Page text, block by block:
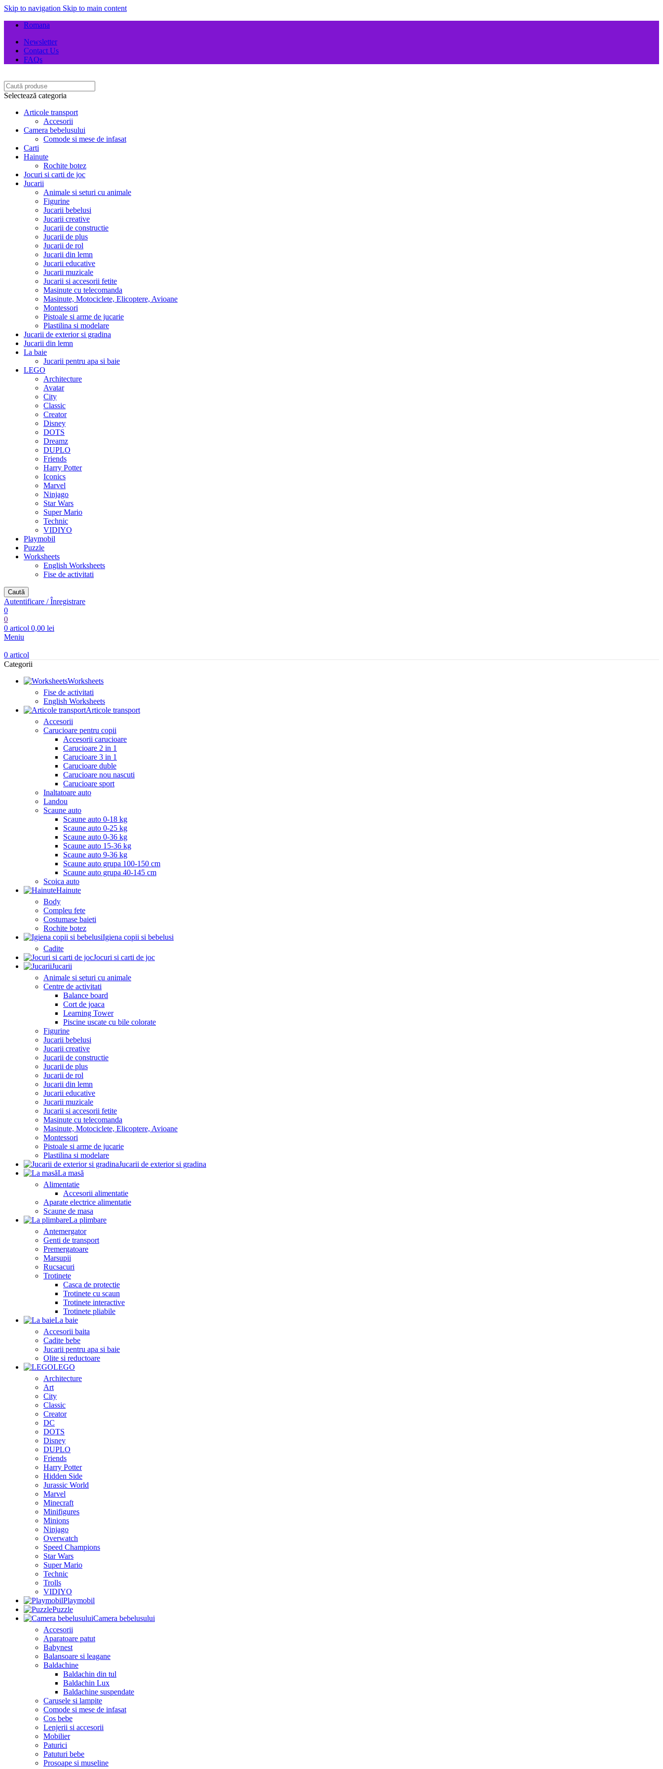
Skip to navigation Skip to main content
Romana
Newsletter
Contact Us
FAQs
Selectează categoria
Articole transport
Accesorii
Camera bebelusului
Comode si mese de infasat
Carti
Hainute
Rochite botez
Jocuri si carti de joc
Jucarii
Animale si seturi cu animale
Figurine
Jucarii bebelusi
Jucarii creative
Jucarii de constructie
Jucarii de plus
Jucarii de rol
Jucarii din lemn
Jucarii educative
Jucarii muzicale
Jucarii si accesorii fetite
Masinute cu telecomanda
Masinute, Motociclete, Elicoptere, Avioane
Montessori
Pistoale si arme de jucarie
Plastilina si modelare
Jucarii de exterior si gradina
Jucarii din lemn
La baie
Jucarii pentru apa si baie
LEGO
Architecture
Avatar
City
Classic
Creator
Disney
DOTS
Dreamz
DUPLO
Friends
Harry Potter
Iconics
Marvel
Ninjago
Star Wars
Super Mario
Technic
VIDIYO
Playmobil
Puzzle
Worksheets
English Worksheets
Fise de activitati
Caută
Autentificare / Înregistrare
0
0
0 articol 0,00 lei
Meniu
0 articol
Categorii
Worksheets
Fise de activitati
English Worksheets
Articole transport
Accesorii
Carucioare pentru copii
Accesorii carucioare
Carucioare 2 in 1
Carucioare 3 in 1
Carucioare duble
Carucioare nou nascuti
Carucioare sport
Inaltatoare auto
Landou
Scaune auto
Scaune auto 0-18 kg
Scaune auto 0-25 kg
Scaune auto 0-36 kg
Scaune auto 15-36 kg
Scaune auto 9-36 kg
Scaune auto grupa 100-150 cm
Scaune auto grupa 40-145 cm
Scoica auto
Hainute
Body
Compleu fete
Costumase baieti
Rochite botez
Igiena copii si bebelusi
Cadite
Jocuri si carti de joc
Jucarii
Animale si seturi cu animale
Centre de activitati
Balance board
Cort de joaca
Learning Tower
Piscine uscate cu bile colorate
Figurine
Jucarii bebelusi
Jucarii creative
Jucarii de constructie
Jucarii de plus
Jucarii de rol
Jucarii din lemn
Jucarii educative
Jucarii muzicale
Jucarii si accesorii fetite
Masinute cu telecomanda
Masinute, Motociclete, Elicoptere, Avioane
Montessori
Pistoale si arme de jucarie
Plastilina si modelare
Jucarii de exterior si gradina
La masă
Alimentatie
Accesorii alimentatie
Aparate electrice alimentatie
Scaune de masa
La plimbare
Antemergator
Genti de transport
Premergatoare
Marsupii
Rucsacuri
Trotinete
Casca de protectie
Trotinete cu scaun
Trotinete interactive
Trotinete pliabile
La baie
Accesorii baita
Cadite bebe
Jucarii pentru apa si baie
Olite si reductoare
LEGO
Architecture
Art
City
Classic
Creator
DC
DOTS
Disney
DUPLO
Friends
Harry Potter
Hidden Side
Jurassic World
Marvel
Minecraft
Minifigures
Minions
Ninjago
Overwatch
Speed Champions
Star Wars
Super Mario
Technic
Trolls
VIDIYO
Playmobil
Puzzle
Camera bebelusului
Accesorii
Aparatoare patut
Babynest
Balansoare si leagane
Baldachine
Baldachin din tul
Baldachin Lux
Baldachine suspendate
Carusele si lampite
Comode si mese de infasat
Cos bebe
Lenjerii si accesorii
Mobilier
Paturici
Patuturi bebe
Prosoape si museline